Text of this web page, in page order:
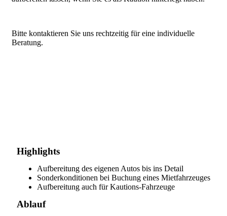
Bitte kontaktieren Sie uns rechtzeitig für eine individuelle
Beratung.
Highlights
Aufbereitung des eigenen Autos bis ins Detail
Sonderkonditionen bei Buchung eines Mietfahrzeuges
Aufbereitung auch für Kautions-Fahrzeuge
Ablauf